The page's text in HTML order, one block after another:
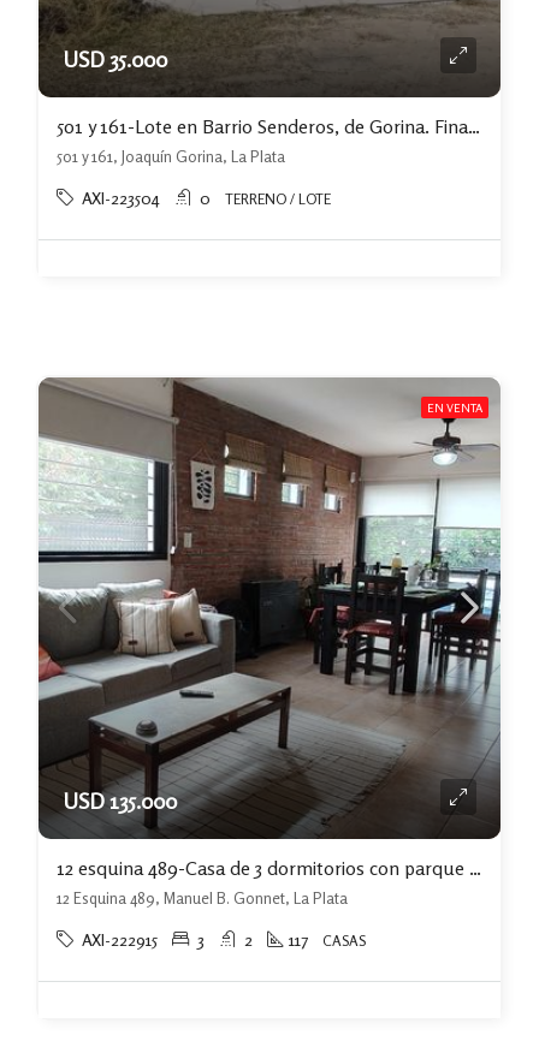
USD 35.000
501 y 161-Lote en Barrio Senderos, de Gorina. Financiación del 50 %
501 y 161, Joaquín Gorina, La Plata
AXI-223504 0 TERRENO / LOTE
EN VENTA
USD 135.000
12 esquina 489-Casa de 3 dormitorios con parque en Villa Castells, Gonnet
12 Esquina 489, Manuel B. Gonnet, La Plata
AXI-222915 3 2 117 CASAS